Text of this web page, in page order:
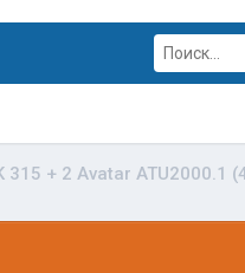
315 + 2 Avatar ATU2000.1